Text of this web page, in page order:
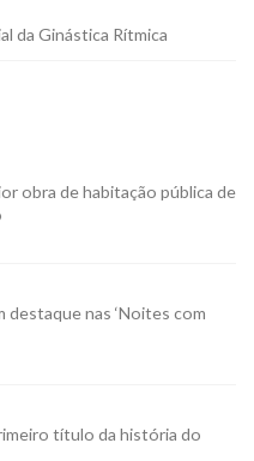
da Ginástica Rítmica
obra de habitação pública de
destaque nas ‘Noites com
título da história do